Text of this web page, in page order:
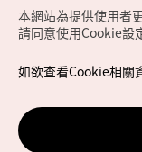
Copyrights (c) 韓
如有相關疑問或
本網站為提供使用者
請同意使用Cookie設
如欲查看Cookie相關